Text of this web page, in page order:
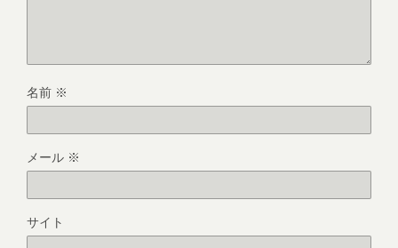
名前 ※
メール ※
サイト